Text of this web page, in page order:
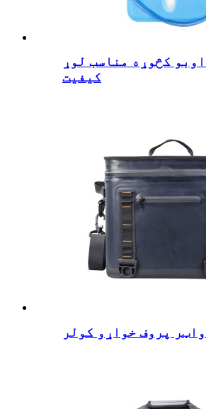
کڅوړه مناسب لوړ
کیفیت
پروف خواړو کولر